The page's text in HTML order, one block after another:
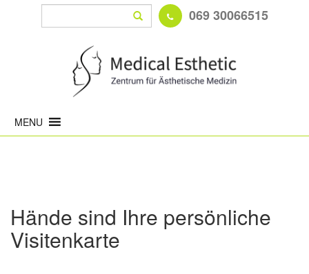
Suche
Search 069 30066515
Hände sind Ihre persönliche
Visitenkarte